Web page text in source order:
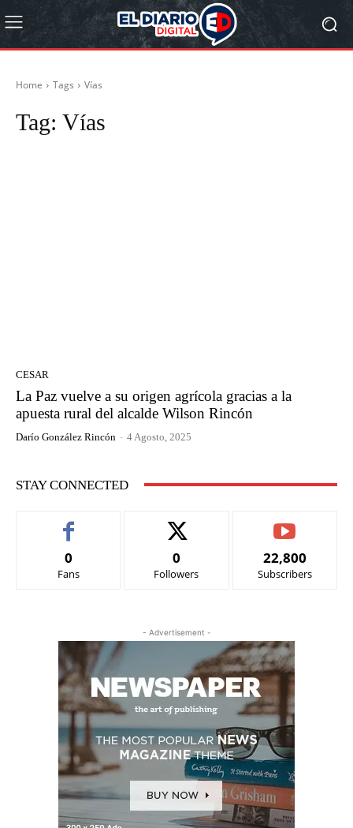
Home Tags Vías
Tag: Vías
CESAR
La Paz vuelve a su origen agrícola gracias a la
apuesta rural del alcalde Wilson Rincón
Darío González Rincón - 4 Agosto, 2025
STAY CONNECTED
0
Fans
0
Followers
22,800
Subscribers
- Advertisement -